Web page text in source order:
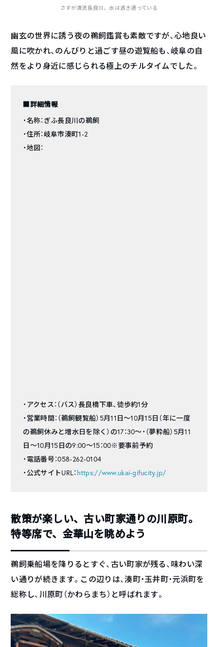
さすが清流長良川、水は透き通っている
幽玄の世界に誘う夜の鵜飼鑑賞も素敵ですが、心地良い
風に吹かれ、のんびりと過ごす昼の遊覧船も、岐阜の自
然をより身近に感じられる極上のチルタイムでした。
■詳細情報
・名称：ぎふ長良川の鵜飼
・住所：岐阜市湊町1-2
・地図：
・アクセス：（バス）長良橋下車、徒歩約1分
・営業時間：（鵜飼観覧船）5月11日～10月15日（年に一度
の鵜飼休みと増水日を除く）の17：30～・（夢粋船）5月11
日～10月15日の9:00～15：00※要事前予約
・電話番号：058-262-0104
・公式サイトURL： https://www.ukai-gifucity.jp/
散策が楽しい、古い町家通りの川原町。
特等席で、金華山を眺めよう
鵜飼乗船場を降りるとすぐ、古い町家が残る、味わい深
い通りが続きます。この辺りは、湊町・玉井町・元浜町を
総称し、川原町（かわらまち）と呼ばれます。